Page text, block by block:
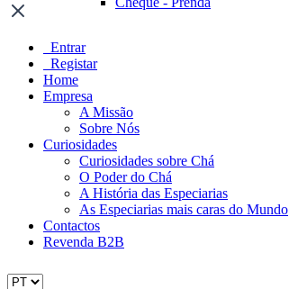
Entrar
Registar
Home
Empresa
A Missão
Sobre Nós
Curiosidades
Curiosidades sobre Chá
O Poder do Chá
A História das Especiarias
As Especiarias mais caras do Mundo
Contactos
Revenda B2B